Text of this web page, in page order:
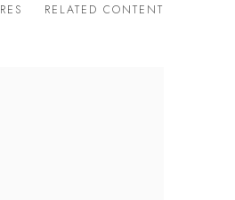
RELATED CONTENT